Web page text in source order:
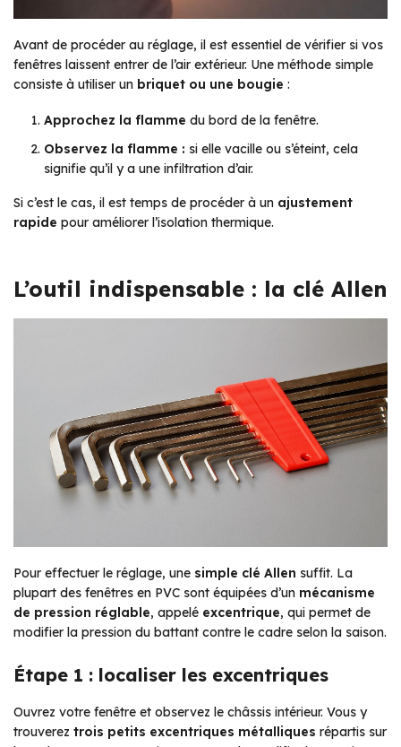
Avant de procéder au réglage, il est essentiel de vérifier si vos
fenêtres laissent entrer de l’air extérieur. Une méthode simple
consiste à utiliser un briquet ou une bougie :
Approchez la flamme du bord de la fenêtre.
Observez la flamme : si elle vacille ou s’éteint, cela
signifie qu’il y a une infiltration d’air.
Si c’est le cas, il est temps de procéder à un ajustement
rapide pour améliorer l’isolation thermique.
L’outil indispensable : la clé Allen
Pour effectuer le réglage, une simple clé Allen suffit. La
plupart des fenêtres en PVC sont équipées d’un mécanisme
de pression réglable, appelé excentrique, qui permet de
modifier la pression du battant contre le cadre selon la saison.
Étape 1 : localiser les excentriques
Ouvrez votre fenêtre et observez le châssis intérieur. Vous y
trouverez trois petits excentriques métalliques répartis sur